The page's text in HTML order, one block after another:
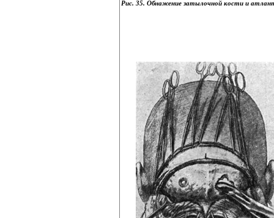
Рис. 35. Обнажение затылочной кости и